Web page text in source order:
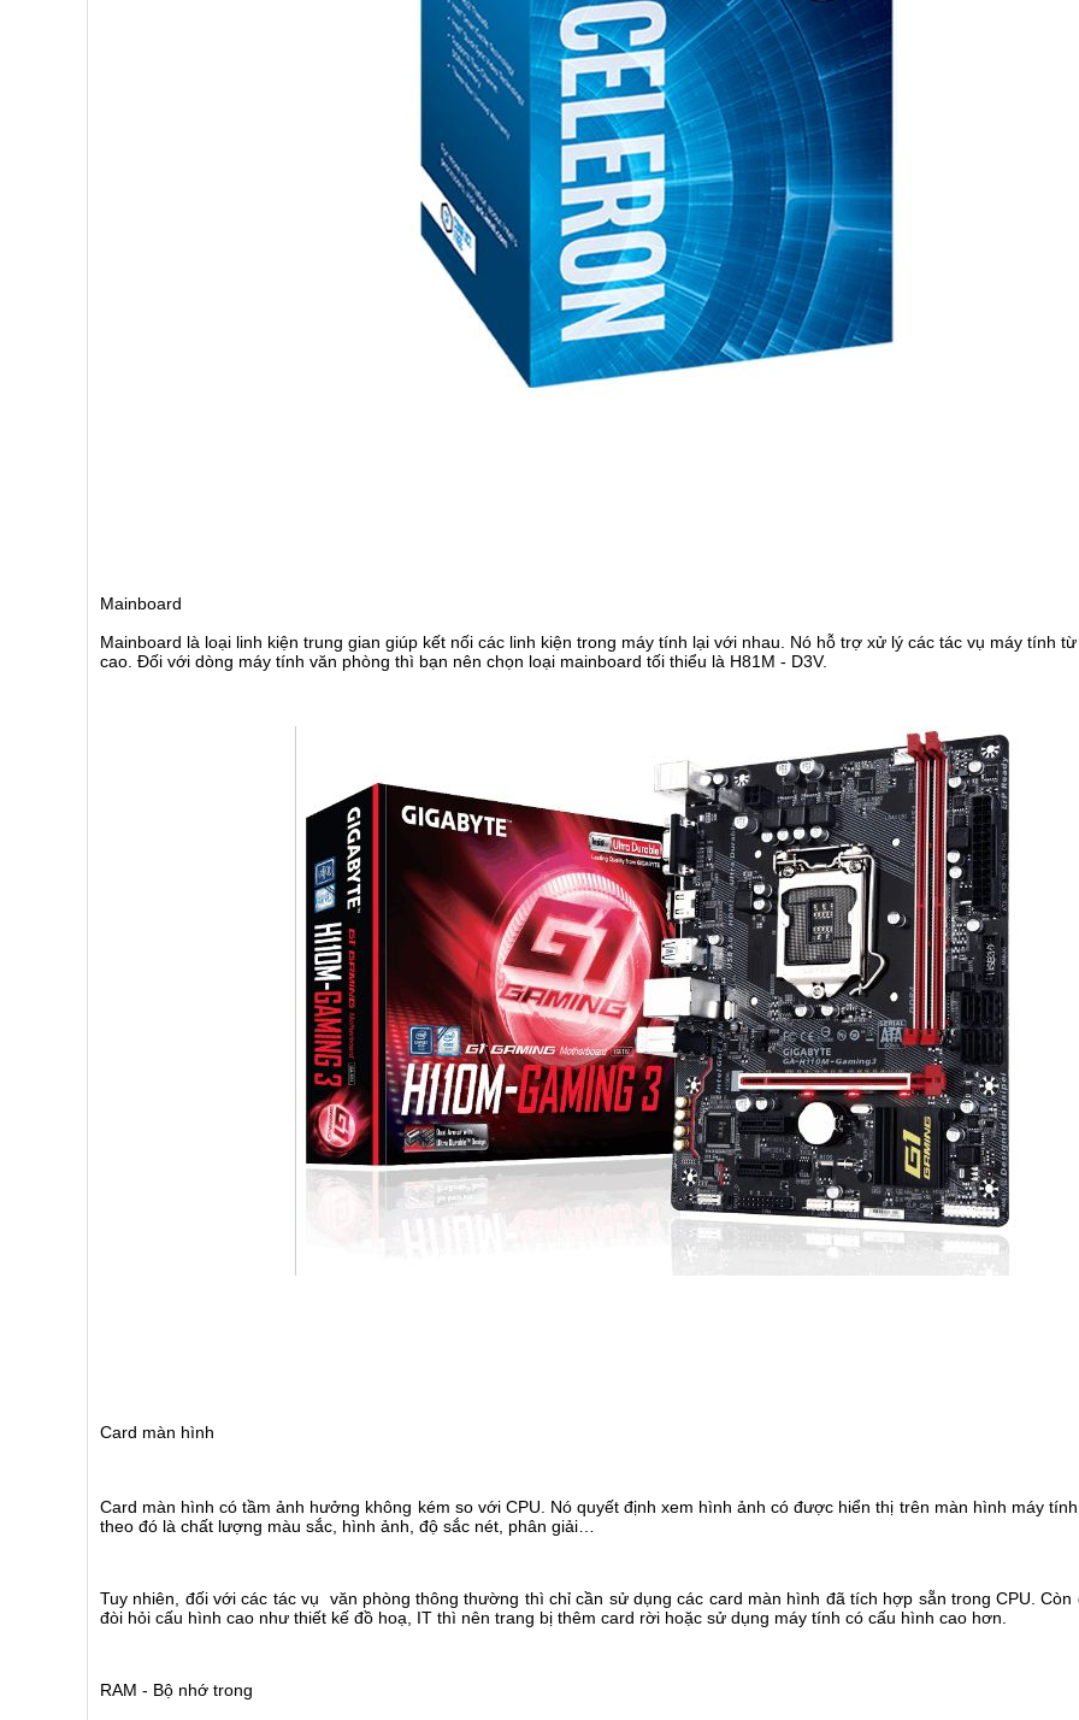
Mainboard
Mainboard là loại linh kiện trung gian giúp kết nối các linh kiện trong máy tính lại với nhau. Nó hỗ trợ xử lý các tác vụ máy tính
cao. Đối với dòng máy tính văn phòng thì bạn nên chọn loại mainboard tối thiểu là H81M - D3V.
Card màn hình
Card màn hình có tầm ảnh hưởng không kém so với CPU. Nó quyết định xem hình ảnh có được hiển thị trên màn hình máy
theo đó là chất lượng màu sắc, hình ảnh, độ sắc nét, phân giải…
Tuy nhiên, đối với các tác vụ văn phòng thông thường thì chỉ cần sử dụng các card màn hình đã tích hợp sẵn trong CPU. Còn
đòi hỏi cấu hình cao như thiết kế đồ hoạ, IT thì nên trang bị thêm card rời hoặc sử dụng máy tính có cấu hình cao hơn.
RAM - Bộ nhớ trong